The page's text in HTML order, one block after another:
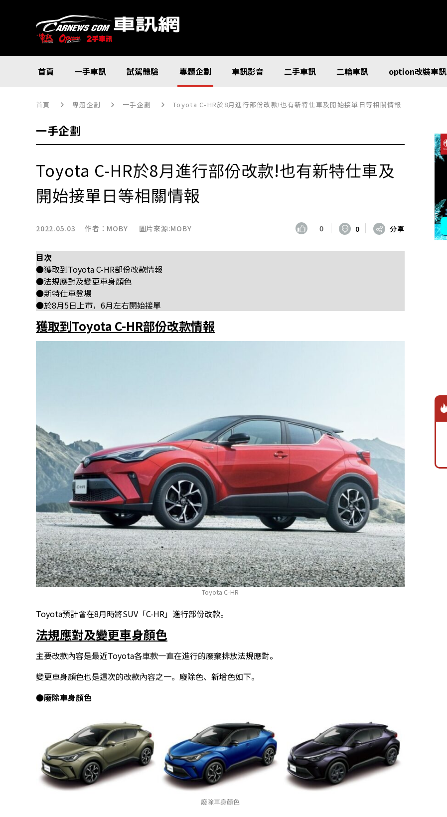
首頁 一手車訊 試駕體驗 專題企劃 車訊影音 二手車訊 二輪車訊 option改裝車訊
首頁 專題企劃 一手企劃 Toyota C-HR於8月進行部份改款!也有新特仕車及開始接單日等相關情報
一手企劃
Toyota C-HR於8月進行部份改款!也有新特仕車及
開始接單日等相關情報
2022.05.03 作者： MOBY 圖片來源:MOBY 0 0 分享
目次
●獲取到Toyota C-HR部份改款情報
●法規應對及變更車身顏色
●新特仕車登場
●於8月5日上市，6月左右開始接單
獲取到Toyota C-HR部份改款情報
Toyota C-HR
Toyota預計會在8月時將SUV「C-HR」進行部份改款。
法規應對及變更車身顏色
主要改款內容是最近Toyota各車款一直在進行的廢棄排放法規應對。
變更車身顏色也是這次的改款內容之一。廢除色、新增色如下。
●廢除車身顏色
廢除車身顏色